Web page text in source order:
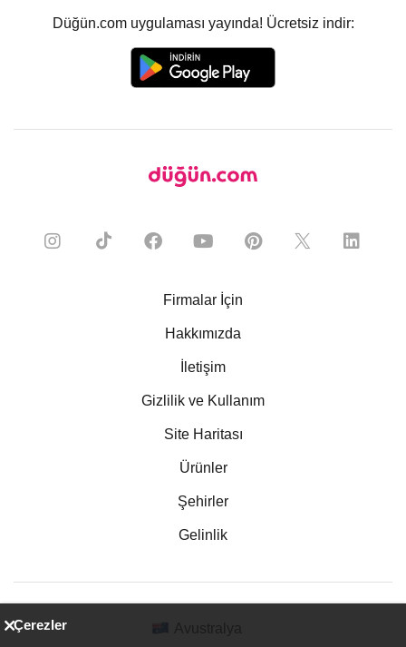
Düğün.com uygulaması yayında! Ücretsiz indir:
Firmalar İçin
Hakkımızda
İletişim
Gizlilik ve Kullanım
Site Haritası
Ürünler
Şehirler
Gelinlik
Çerezler